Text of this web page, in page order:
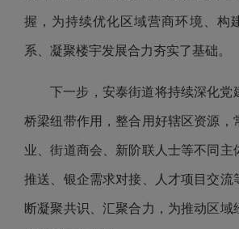
握，为持续优化区域营商环境、构
系、凝聚楼宇发展合力夯实了基础。
下一步，安泰街道将持续深化党
桥梁纽带作用，整合用好辖区资源，
业、街道商会、新阶联人士等不同主
推送、银企需求对接、人才项目交流
断凝聚共识、汇聚合力，为推动区域